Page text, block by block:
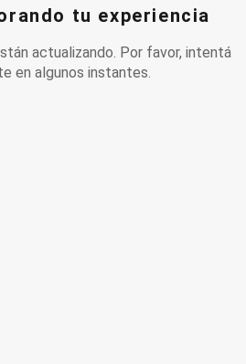
tu experiencia
actualizando. Por favor, intentá
en algunos instantes.